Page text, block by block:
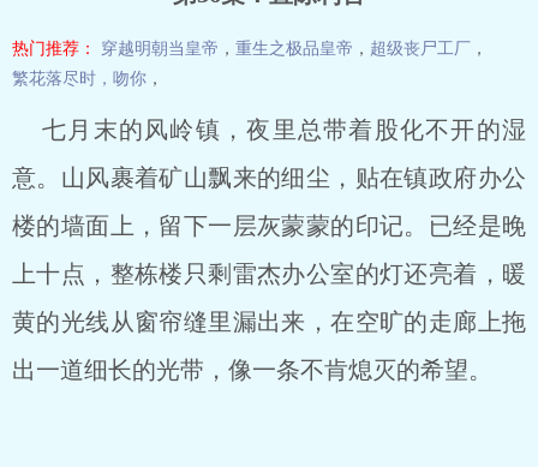
热门推荐： 穿越明朝当皇帝 ， 重生之极品皇帝 ， 超级丧尸工厂 ，
繁花落尽时，吻你 ，
七月末的风岭镇，夜里总带着股化不开的湿
意。山风裹着矿山飘来的细尘，贴在镇政府办公
楼的墙面上，留下一层灰蒙蒙的印记。已经是晚
上十点，整栋楼只剩雷杰办公室的灯还亮着，暖
黄的光线从窗帘缝里漏出来，在空旷的走廊上拖
出一道细长的光带，像一条不肯熄灭的希望。